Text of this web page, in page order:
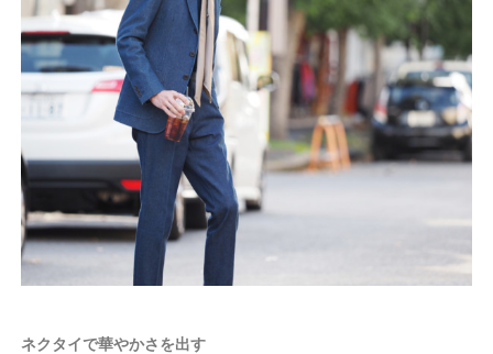
ネクタイで華やかさを出す